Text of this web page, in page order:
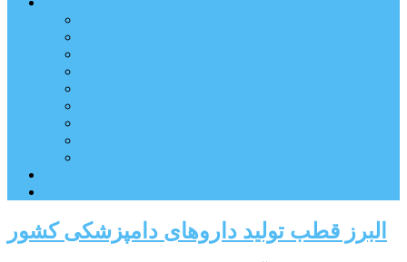
البرز قطب تولید داروهای دامپزشکی کشور